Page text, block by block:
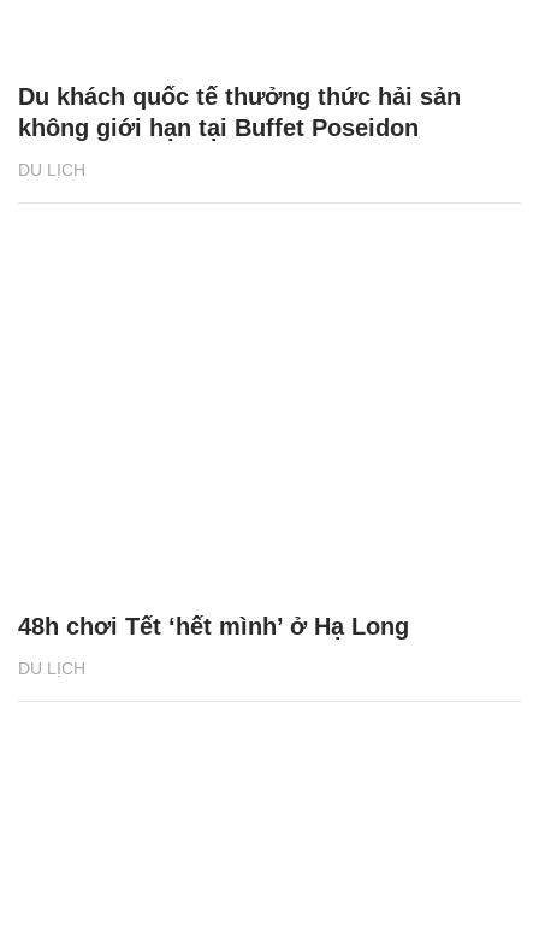
DU LỊCH
Du khách quốc tế thưởng thức hải sản
không giới hạn tại Buffet Poseidon
DU LỊCH
48h chơi Tết ‘hết mình’ ở Hạ Long